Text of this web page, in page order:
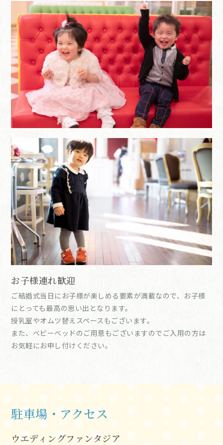
お子様連れ歓迎
ご結婚式当日にお子様が楽しめる要素が満載なので、お子様
にとっても最高の思い出となります。
授乳室やオムツ替えスペースもございます。
また、ベビーベッドのご用意もございますのでご入用の方は
お気軽にお申し付けください。
駐車場・アクセス
ウエディングファンタジア